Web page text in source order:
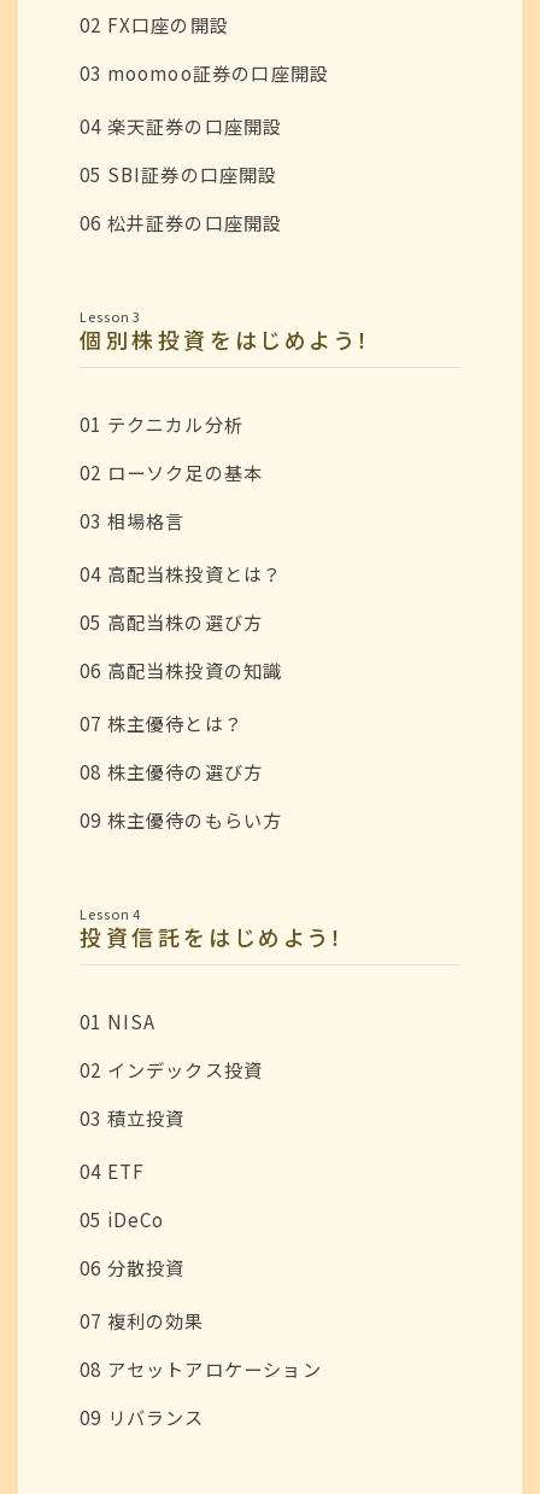
02 FX口座の開設
03 moomoo証券の口座開設
04 楽天証券の口座開設
05 SBI証券の口座開設
06 松井証券の口座開設
Lesson 3
個別株投資をはじめよう！
01 テクニカル分析
02 ローソク足の基本
03 相場格言
04 高配当株投資とは？
05 高配当株の選び方
06 高配当株投資の知識
07 株主優待とは？
08 株主優待の選び方
09 株主優待のもらい方
Lesson 4
投資信託をはじめよう！
01 NISA
02 インデックス投資
03 積立投資
04 ETF
05 iDeCo
06 分散投資
07 複利の効果
08 アセットアロケーション
09 リバランス